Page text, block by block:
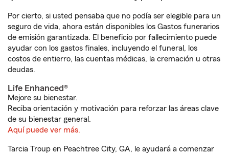
Por cierto, si usted pensaba que no podía ser elegible para un
seguro de vida, ahora están disponibles los Gastos funerarios
de emisión garantizada. El beneficio por fallecimiento puede
ayudar con los gastos finales, incluyendo el funeral, los
costos de entierro, las cuentas médicas, la cremación u otras
deudas.
Life Enhanced®
Mejore su bienestar.
Reciba orientación y motivación para reforzar las áreas clave
de su bienestar general.
Aquí puede ver más.
Tarcia Troup en Peachtree City, GA, le ayudará a comenzar